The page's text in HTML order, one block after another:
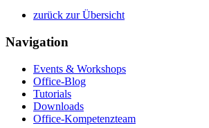
zurück zur Übersicht
Navigation
Events & Workshops
Office-Blog
Tutorials
Downloads
Office-Kompetenzteam